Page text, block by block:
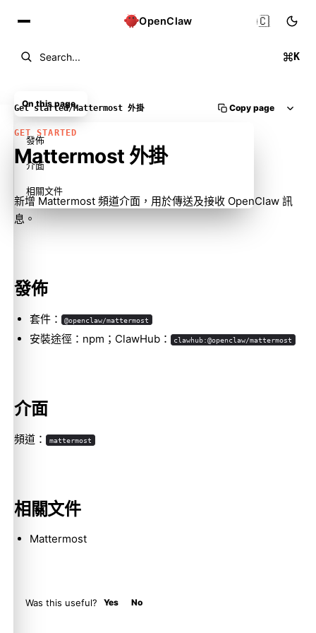
OpenClaw
Search... K
🇨🇳
Get started/Mattermost 外掛 Copy page
GET STARTED
Mattermost 外掛
新增 Mattermost 頻道介面，用於傳送及接收 OpenClaw 訊
息。
發佈
套件： @openclaw/mattermost
安裝途徑：npm；ClawHub： clawhub:@openclaw/mattermost
介面
頻道： mattermost
相關文件
Mattermost
Was this useful? Yes No
On this page
發佈
介面
相關文件